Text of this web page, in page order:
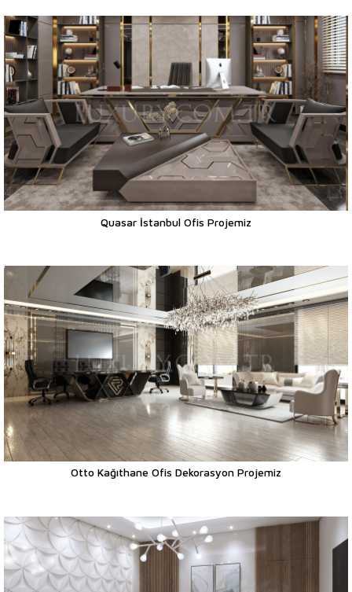
Quasar İstanbul Ofis Projemiz
Otto Kağıthane Ofis Dekorasyon Projemiz